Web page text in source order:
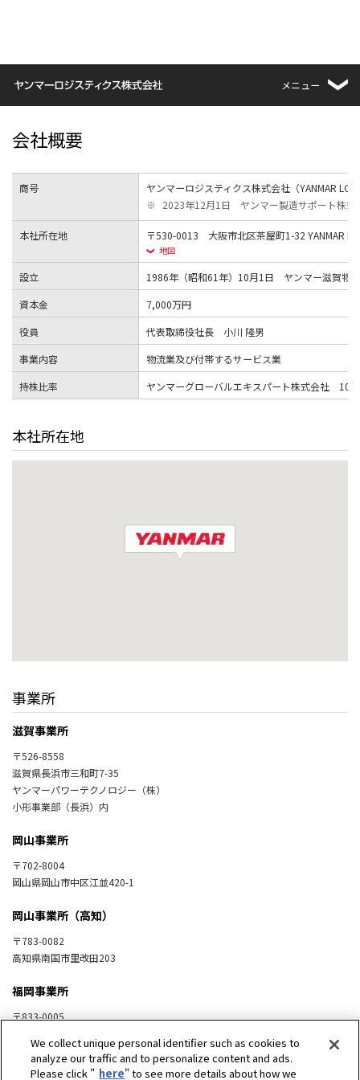
メニュー
会社概要
商号
ヤンマーロジスティクス株式会社（YANMAR
※ 2023年12月1日 ヤンマー製造サポート株式
本社所在地 〒530-0013 大阪市北区茶屋町1-32 YANMAR
地図
設立
1986年（昭和61年）10月1日 ヤンマー滋賀物
資本金
7,000万円
役員
代表取締役社長 小川 隆男
事業内容
物流業及び付帯するサービス業
持株比率
ヤンマーグローバルエキスパート株式会社
本社所在地
事業所
滋賀事業所
〒526-8558
滋賀県長浜市三和町7-35
ヤンマーパワーテクノロジー（株）
小形事業部（長浜）内
岡山事業所
〒702-8004
岡山県岡山市中区江並420-1
岡山事業所（高知）
〒783-0082
高知県南国市里改田203
福岡事業所
〒833-0005
We collect unique personal identifier such as cookies to
analyze our traffic and to personalize content and ads.
Please click " here" to see more details about how we